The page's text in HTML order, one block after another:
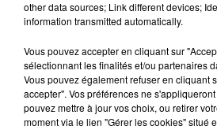
Pour celles et ceux en quête de
d'entrée des piscines
médiathèque étend ses horaires
pendant que quatorze parcs et
restent ouverts jusqu'à 23h, dont
l'adresse en cliquant ici.
other data sources; Link different devices;
information transmitted automatically.
Vous pouvez accepter en cliquant sur
sélectionnant les finalités et/ou partenaires
Vous pouvez également refuser en cliquant
accepter". Vos préférences ne
pouvez mettre à jour vos choix, ou retirer
moment via le lien "Gérer les cookies" situé